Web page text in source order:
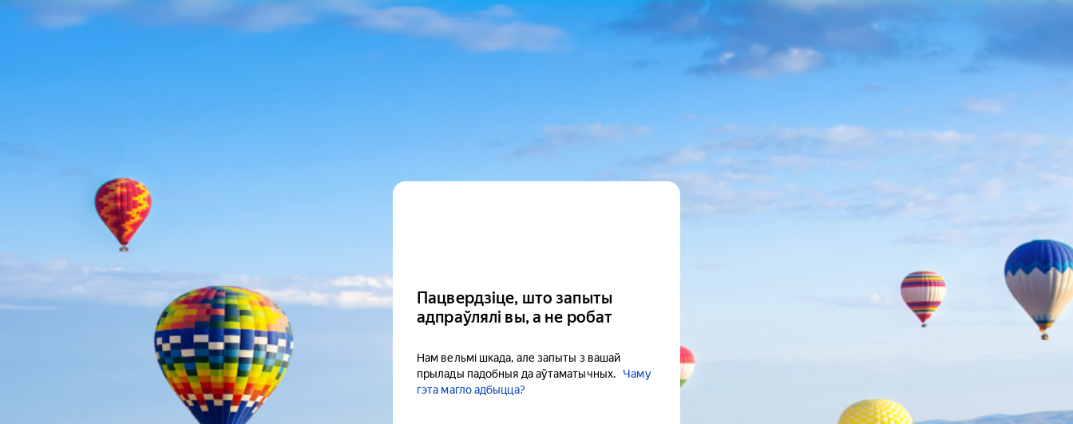
Пацвердзіце, што запыты
адпраўлялі вы, а не робат
Нам вельмі шкада, але запыты з вашай
прылады падобныя да аўтаматычных.
Чаму
гэта магло адбыцца?